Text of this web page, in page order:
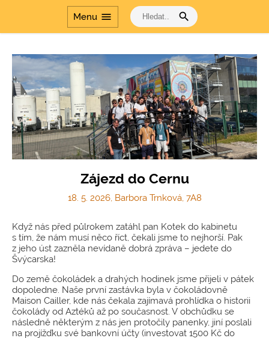
Menu menu search
Zájezd do Cernu
18. 5. 2026, Barbora Trnková, 7A8
Když nás před půlrokem zatáhl pan Kotek do kabinetu
s tím, že nám musí něco říct, čekali jsme to nejhorší. Pak
z jeho úst zazněla nevídaně dobrá zpráva – jedete do
Švýcarska!
Do země čokoládek a drahých hodinek jsme přijeli v pátek
dopoledne. Naše první zastávka byla v čokoládovně
Maison Cailler, kde nás čekala zajímavá prohlídka o historii
čokolády od Aztéků až po současnost. V obchůdku se
následně některým z nás jen protočily panenky, jiní poslali
na projížďku své bankovní účty (investovat 1500 Kč do